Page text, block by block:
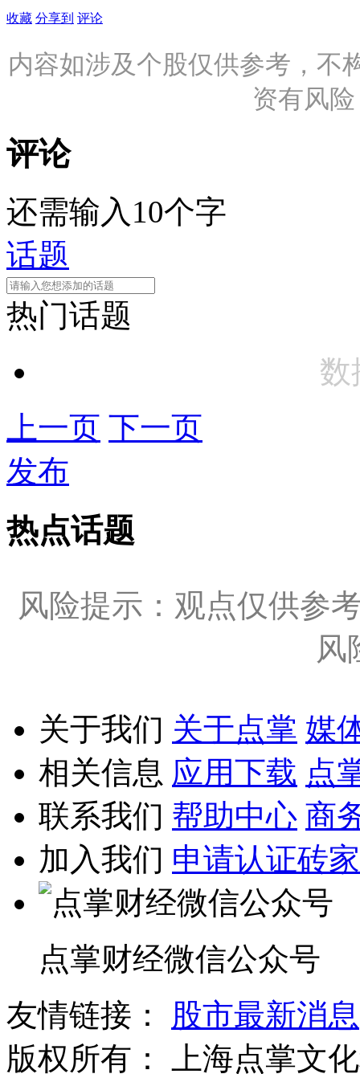
收藏 分享到 评论
内容如涉及个股仅供参考，不
资有风
评论
还需输入10个字
话题
热门话题
数
上一页 下一页
发布
热点话题
风险提示：观点仅供参
风
关于我们 关于点掌 媒
相关信息 应用下载 点
联系我们 帮助中心 商
加入我们 申请认证砖家
点掌财经微信公众号
友情链接：
股市最新消息
版权所有：
上海点掌文